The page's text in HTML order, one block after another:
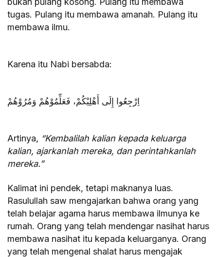
tugas. Pulang itu membawa amanah. Pulang itu
membawa ilmu.
Karena itu Nabi bersabda:
اِرْجِعُوا إِلَى أَهْلِيْكُمْ، فَعَلِّمُوْهُمْ وَمُرُوْهُمْ
Artinya, “Kembalilah kalian kepada keluarga
kalian, ajarkanlah mereka, dan perintahkanlah
mereka.”
Kalimat ini pendek, tetapi maknanya luas.
Rasulullah saw mengajarkan bahwa orang yang
telah belajar agama harus membawa ilmunya ke
rumah. Orang yang telah mendengar nasihat harus
membawa nasihat itu kepada keluarganya. Orang
yang telah mengenal shalat harus mengajak